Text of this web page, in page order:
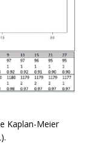
Kaplan-Meier